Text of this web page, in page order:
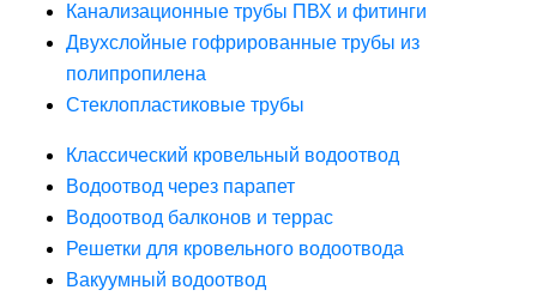
Канализационные трубы ПВХ и фитинги
Двухслойные гофрированные трубы из
полипропилена
Стеклопластиковые трубы
Классический кровельный водоотвод
Водоотвод через парапет
Водоотвод балконов и террас
Решетки для кровельного водоотвода
Вакуумный водоотвод